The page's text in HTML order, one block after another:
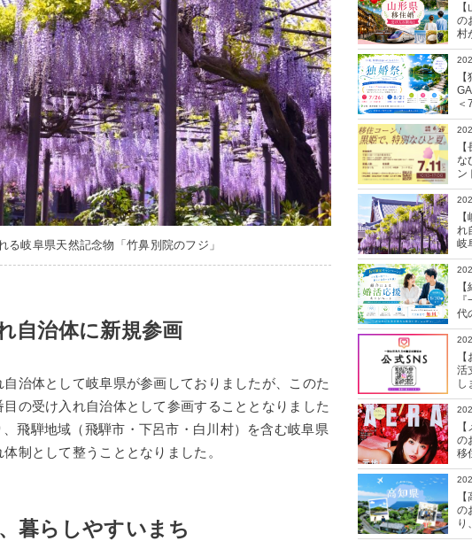
る岐阜県天然記念物「竹鼻別院のフジ」
自治体に新規参画
治体として岐阜県が参画しておりましたが、このた
の受け入れ自治体として参画することとなりました
飛騨地域（飛騨市・下呂市・白川村）を含む岐阜県
制として整うこととなりました。
暮らしやすいまち
の
村
＜
な
ン
れ
岐
代
活
し
の
移
の
り